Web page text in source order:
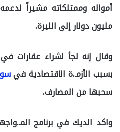
أمواله وممتلكاته مشيراً
مليون دولار إلى الليرة.
وقال إنه لجأ لشراء عقارات في
بسبب الأزمـ.ة الاقتصادية في
سحبها من المصارف.
واكد الديك في برنامج